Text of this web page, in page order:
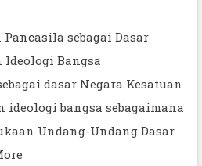
Pancasila sebagai Dasar
Ideologi Bangsa
dasar Negara Kesatuan
ideologi bangsa sebagaimana
Undang-Undang Dasar